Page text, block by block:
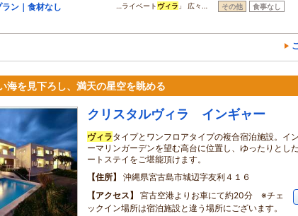
ン｜食材なし …ライベート ヴィラ 」 広々… その他 食事なし
海を見下ろし、満天の星空を眺める
クリスタルヴィラ インギャー
ヴィラタイプとワンフロアタイプの複合宿泊施設。イ
ーマリンガーデンを望む高台に位置し、ゆったりとし
ートステイをご堪能頂けます。
住所
沖縄県宮古島市城辺字友利４１６
アクセス
宮古空港よりお車にて約20分 ※チェ
ックイン場所は宿泊施設と違う場所にございます。